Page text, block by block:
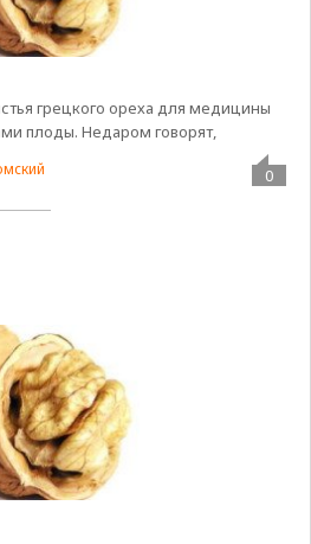
грецкого ореха для медицины
плоды. Недаром говорят,
0